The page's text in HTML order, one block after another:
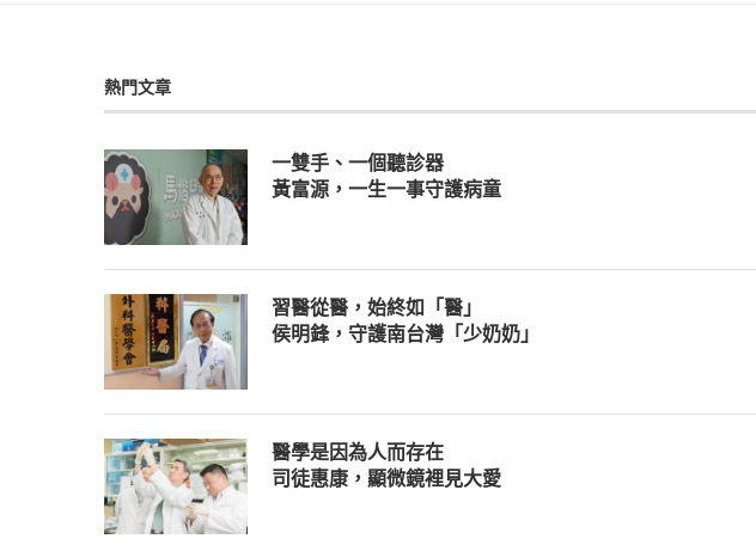
熱門文章
一雙手、一個聽診器
黃富源，一生一事守護病童
習醫從醫，始終如「醫」
侯明鋒，守護南台灣「少奶奶」
醫學是因為人而存在
司徒惠康，顯微鏡裡見大愛